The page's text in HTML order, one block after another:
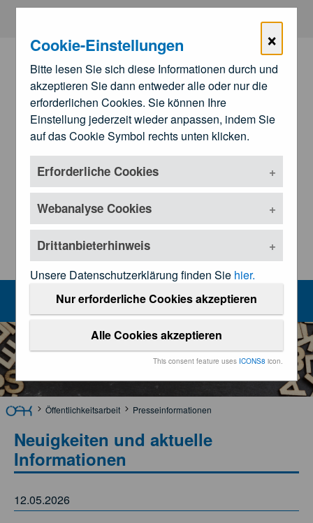
×
Cookie-Einstellungen
Bitte lesen Sie sich diese Informationen durch und
akzeptieren Sie dann entweder alle oder nur die
erforderlichen Cookies. Sie können Ihre
Einstellung jederzeit wieder anpassen, indem Sie
auf das Cookie Symbol rechts unten klicken.
Erforderliche Cookies
Webanalyse Cookies
Drittanbieterhinweis
Unsere Datenschutzerklärung finden Sie hier.
Nur erforderliche Cookies akzeptieren
Alle Cookies akzeptieren
This consent feature uses ICONS8 icon.
Zum Hauptinhalt springen
Zu den
Landesärztekammern
Presseinformationen
MENU
Öffentlichkeitsarbeit Presseinformationen
Neuigkeiten und aktuelle
Informationen
12.05.2026